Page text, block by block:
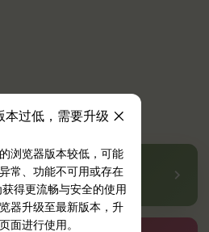
本过低，需要升级
浏览器版本较低，可能
常、功能不可用或存在
得更流畅与安全的使用
器升级至最新版本，升
面进行使用。